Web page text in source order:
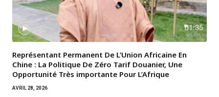
Représentant Permanent De L’Union Africaine En
Chine : La Politique De Zéro Tarif Douanier, Une
Opportunité Très importante Pour L’Afrique
AVRIL 28, 2026